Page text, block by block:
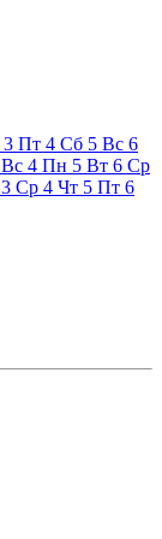
3 Пт 4 Сб 5 Вс 6
Вс 4 Пн 5 Вт 6 Ср
3 Ср 4 Чт 5 Пт 6